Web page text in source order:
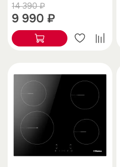
14 390 ₽
9 990 ₽